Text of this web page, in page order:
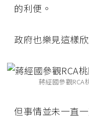
的利便。
政府也樂見這樣
蔣經國參觀RCA
但事情並未一直